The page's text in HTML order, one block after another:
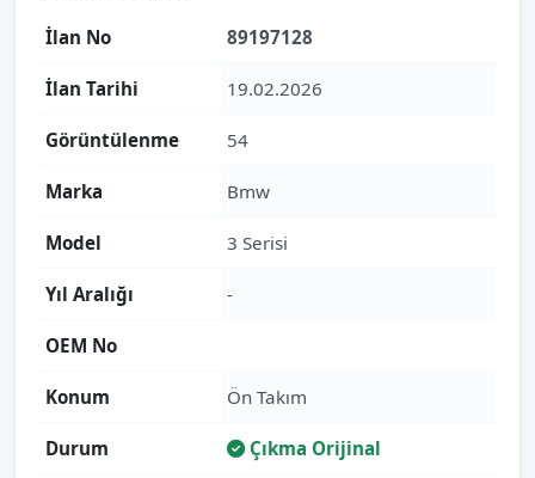
İlan No 89197128
İlan Tarihi 19.02.2026
Görüntülenme 54
Marka Bmw
Model 3 Serisi
Yıl Aralığı -
OEM No
Konum Ön Takım
Durum Çıkma Orijinal